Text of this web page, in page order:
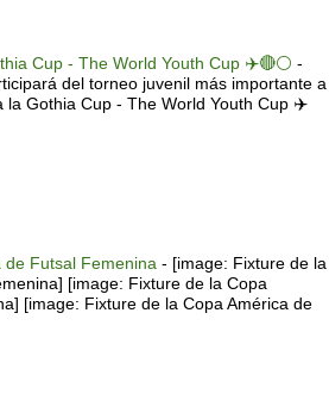
Cup - The World Youth Cup ✈️🔴⚪️ -
del torneo juvenil más importante a
la Gothia Cup - The World Youth Cup ✈️
de Futsal Femenina - [image: Fixture de la
[image: Fixture de la Copa
[image: Fixture de la Copa América de